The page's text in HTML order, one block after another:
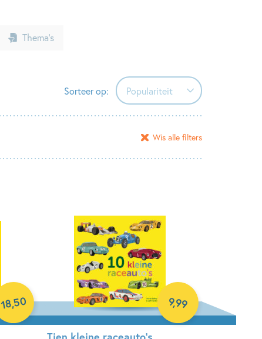
Thema’s
Sorteer op: Populariteit
Populariteit
Verschijningsdatum
Alfabetisch (A-Z)
Prijs (aflopend)
Wis alle filters
18,50 9,99